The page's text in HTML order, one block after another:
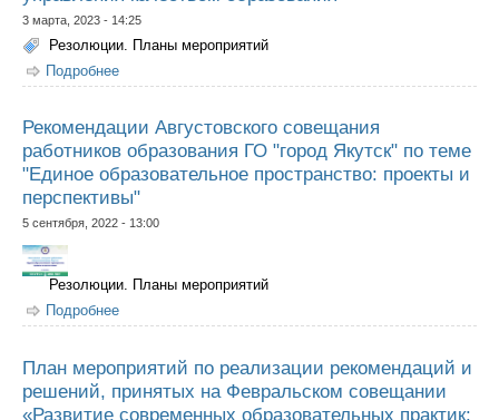
3 марта, 2023 - 14:25
Резолюции. Планы мероприятий
Подробнее
образования ГО "город Якутск" по теме
управления качеством образования"
Рекомендации Августовского совещания
работников образования ГО "город Якутск" по теме
"Единое образовательное пространство: проекты и
перспективы"
5 сентября, 2022 - 13:00
Резолюции. Планы мероприятий
Подробнее
образования ГО "город Якутск" по теме "Единое
перспективы"
План мероприятий по реализации рекомендаций и
решений, принятых на Февральском совещании
«Развитие современных образовательных практик: